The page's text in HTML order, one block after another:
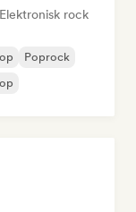
Elektronisk rock
Poprock